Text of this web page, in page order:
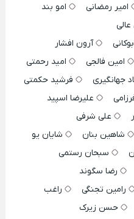
امیر رمضانی
امو بند
عالی
آرون افشار
امین فالجی
امید رحمتی
جهانگیری
فرشید حکمتی
علیرضا اسپید
علی شرفی
شاهین بنان
شایان یو
سبحان رستمی
رضا سگوند
رامین تجنگی
راغب
حسن زیرک